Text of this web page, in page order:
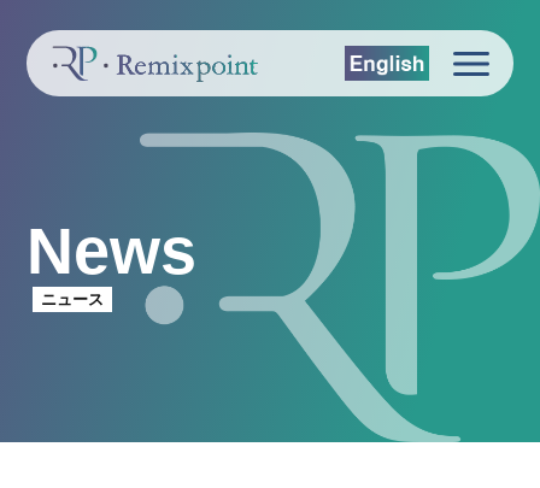
News
ニュース